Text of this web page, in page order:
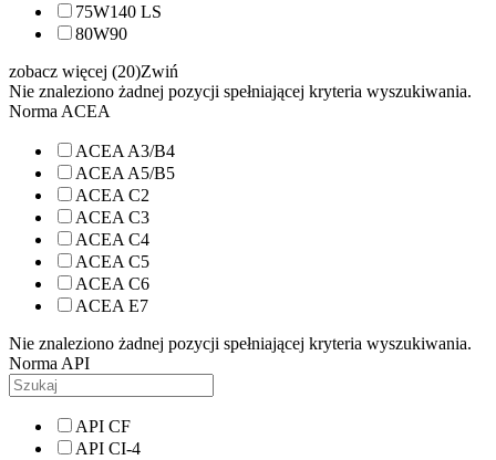
75W140 LS
80W90
zobacz więcej (20)Zwiń
Nie znaleziono żadnej pozycji spełniającej kryteria wyszukiwania.
Norma ACEA
ACEA A3/B4
ACEA A5/B5
ACEA C2
ACEA C3
ACEA C4
ACEA C5
ACEA C6
ACEA E7
Nie znaleziono żadnej pozycji spełniającej kryteria wyszukiwania.
Norma API
API CF
API CI-4